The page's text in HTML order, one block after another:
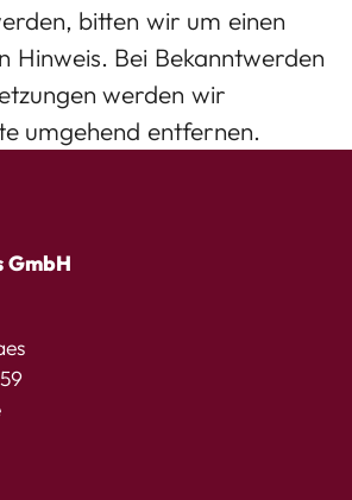
bitten wir um einen
Hinweis. Bei Bekanntwerden
werden wir
umgehend entfernen.
GmbH